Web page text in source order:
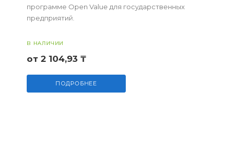
программе Open Value для государственных
предприятий.
В НАЛИЧИИ
от 2 104,93 ₸
ПОДРОБНЕЕ